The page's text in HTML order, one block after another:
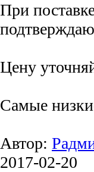
При
Цену
Самые
Автор:
2017-02-20